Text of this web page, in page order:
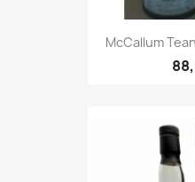
McCallum